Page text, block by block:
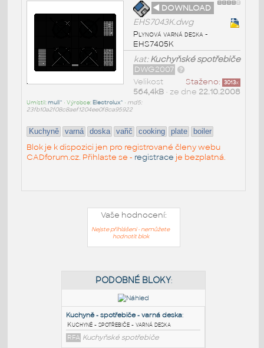
◄ DOWNLOAD
EHS7043K.dwg
Plynová varná deska -
EHS7405K
kat:Kuchyňské spotřebiče
DWG2007
Staženo: 3013x
Velikost
564,4kB• ze dne 22.10.2008
Umístil:mull^ • Výrobce: Electrolux^ • md5:
23fb10a2f08c8aef1204ee0f8ca95922
Kuchyně varná doska vařič cooking plate boiler
Blok je k dispozici jen pro registrované členy webu
CADforum.cz. Přihlaste se - registrace je bezplatná.
Vaše hodnocení:
Nejste přihlášeni - nemůžete
hodnotit blok